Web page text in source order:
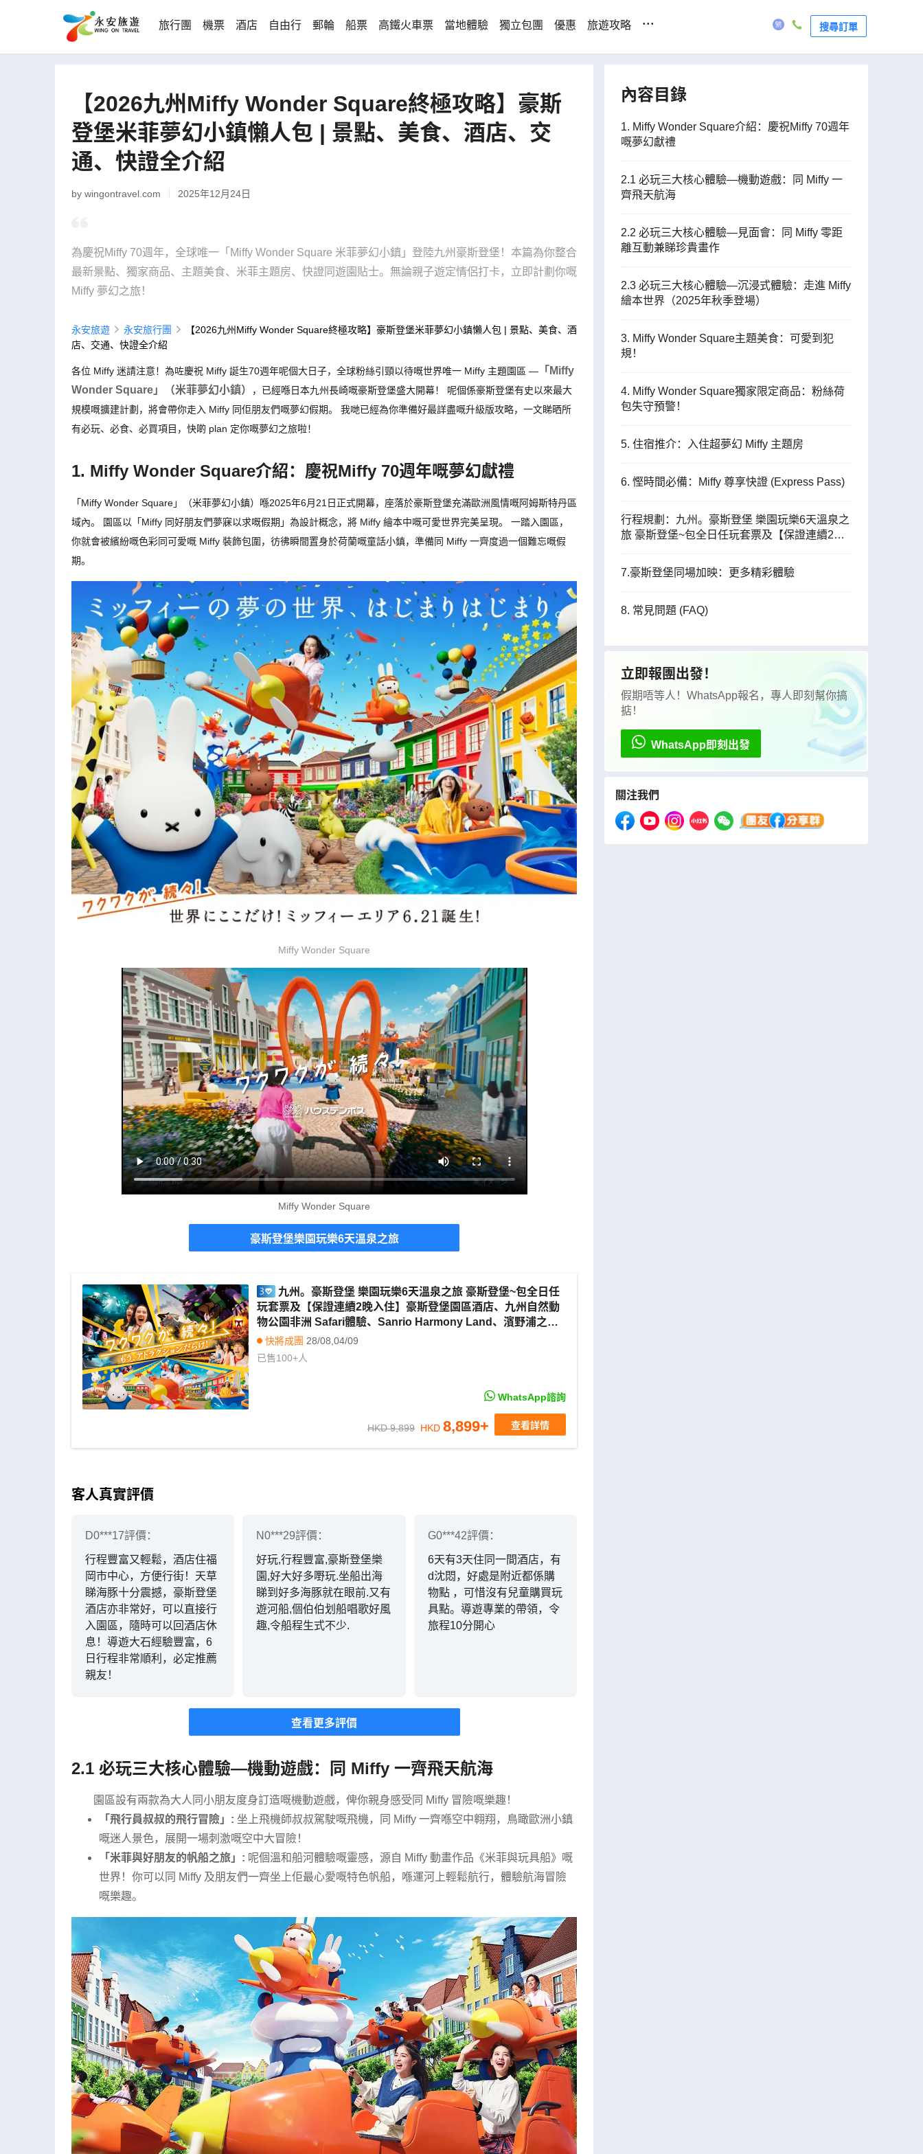
旅行團 機票 酒店 自由行 郵輪 船票 高鐵火車票 當地體驗 獨立包團 優惠 旅遊攻略 ... 搜尋訂單
【2026九州Miffy Wonder Square終極攻略】豪斯
登堡米菲夢幻小鎮懶人包 | 景點、美食、酒店、交
通、快證全介紹
by wingontravel.com 2025年12月24日
為慶祝Miffy 70週年，全球唯一「Miffy Wonder Square 米菲夢幻小鎮」登陸九州豪斯登堡！本篇為你整合
最新景點、獨家商品、主題美食、米菲主題房、快證同遊園貼士。無論親子遊定情侶打卡，立即計劃你嘅
Miffy 夢幻之旅！
永安旅遊 永安旅行團
【2026九州Miffy Wonder Square終極攻略】豪斯登堡米菲夢幻小鎮懶人包 | 景點、美食、酒
店、交通、快證全介紹
各位 Miffy 迷請注意！為咗慶祝 Miffy 誕生70週年呢個大日子，全球粉絲引頸以待嘅世界唯一 Miffy 主題園區 — 「Miffy
Wonder Square」（米菲夢幻小鎮）
，已經喺日本九州長崎嘅豪斯登堡盛大開幕！ 呢個係豪斯登堡有史以來最大
規模嘅擴建計劃，將會帶你走入 Miffy 同佢朋友們嘅夢幻假期。 我哋已經為你準備好最詳盡嘅升級版攻略，一文睇晒所
有必玩、必食、必買項目，快啲 plan 定你嘅夢幻之旅啦！
1. Miffy Wonder Square介紹：慶祝Miffy 70週年嘅夢幻獻禮
「Miffy Wonder Square」（米菲夢幻小鎮）喺2025年6月21日正式開幕，座落於豪斯登堡充滿歐洲風情嘅阿姆斯特丹區
域內。 園區以「Miffy 同好朋友們夢寐以求嘅假期」為設計概念，將 Miffy 繪本中嘅可愛世界完美呈現。 一踏入園區，
你就會被繽紛嘅色彩同可愛嘅 Miffy 裝飾包圍，彷彿瞬間置身於荷蘭嘅童話小鎮，準備同 Miffy 一齊度過一個難忘嘅假
期。
Miffy Wonder Square
Miffy Wonder Square
豪斯登堡樂園玩樂6天溫泉之旅
九州。豪斯登堡 樂園玩樂6天溫泉之旅 豪斯登堡~包全日任
玩套票及【保證連續2晚入住】豪斯登堡園區酒店、九州自然動
物公園非洲 Safari體驗、Sanrio Harmony Land、濱野浦之梯
田快將成團 28/08,04/09
已售100+人
HKD 9,899 HKD 8,899+ 查看詳情
WhatsApp諮詢
客人真實評價
D0***17評價：
行程豐富又輕鬆，酒店住福
岡市中心，方便行街！天草
睇海豚十分震撼，豪斯登堡
酒店亦非常好，可以直接行
入園區，隨時可以回酒店休
息！導遊大石經驗豐富，6
日行程非常順利，必定推薦
親友！
N0***29評價：
好玩,行程豐富,豪斯登堡樂
園,好大好多嘢玩.坐船出海
睇到好多海豚就在眼前.又有
遊河船,個伯伯划船唱歌好風
趣,令船程生式不少.
G0***42評價：
6天有3天住同一間酒店，有
d沈悶，好處是附近都係購
物點 ，可惜沒有兒童購買玩
具點。導遊專業的帶領，令
旅程10分開心
查看更多評價
2.1 必玩三大核心體驗—機動遊戲：同 Miffy 一齊飛天航海
園區設有兩款為大人同小朋友度身訂造嘅機動遊戲，俾你親身感受同 Miffy 冒險嘅樂趣！
「飛行員叔叔的飛行冒險」: 坐上飛機師叔叔駕駛嘅飛機，同 Miffy 一齊喺空中翱翔，鳥瞰歐洲小鎮
嘅迷人景色，展開一場刺激嘅空中大冒險！
「米菲與好朋友的帆船之旅」: 呢個溫和船河體驗嘅靈感，源自 Miffy 動畫作品《米菲與玩具船》嘅
世界！你可以同 Miffy 及朋友們一齊坐上佢最心愛嘅特色帆船，喺運河上輕鬆航行，體驗航海冒險
嘅樂趣。
內容目錄
1. Miffy Wonder Square介紹：慶祝Miffy 70週年
嘅夢幻獻禮
2.1 必玩三大核心體驗—機動遊戲：同 Miffy 一
齊飛天航海
2.2 必玩三大核心體驗—見面會：同 Miffy 零距
離互動兼睇珍貴畫作
2.3 必玩三大核心體驗—沉浸式體驗：走進 Miffy
繪本世界（2025年秋季登場）
3. Miffy Wonder Square主題美食：可愛到犯
規！
4. Miffy Wonder Square獨家限定商品：粉絲荷
包失守預警！
5. 住宿推介：入住超夢幻 Miffy 主題房
6. 慳時間必備：Miffy 尊享快證 (Express Pass)
行程規劃：九州。豪斯登堡 樂園玩樂6天溫泉之
旅 豪斯登堡~包全日任玩套票及【保證連續2晚
洲 Safari體驗、Sanrio Harmony Land、濱野浦
之梯田
7.豪斯登堡同場加映：更多精彩體驗
8. 常見問題 (FAQ)
立即報團出發！
假期唔等人！WhatsApp報名，專人即刻幫你搞
掂！
WhatsApp即刻出發
關注我們